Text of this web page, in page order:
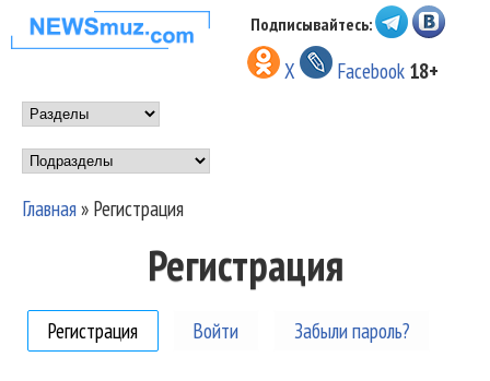
Перейти к основному
содержанию
НОВОСТИ
МУЗЫКИ И
ШОУ БИЗНЕСА
NEWSMUZ.COM
Подписывайтесь:
X Facebook 18+
Main menu
Подразделы
Главная» Регистрация
Регистрация
Регистрация (активная вкладка)
Войти Забыли пароль?